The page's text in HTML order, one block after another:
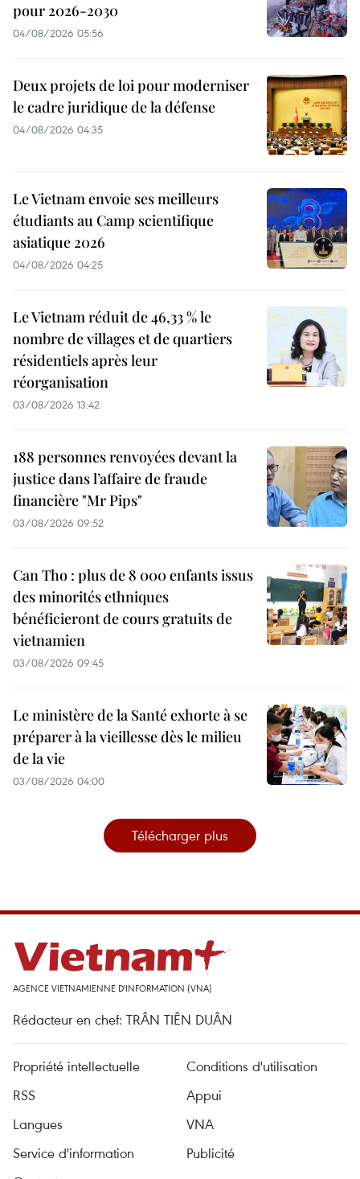
pour 2026-2030
04/08/2026 05:56
Deux projets de loi pour moderniser
le cadre juridique de la défense
04/08/2026 04:35
Le Vietnam envoie ses meilleurs
étudiants au Camp scientifique
asiatique 2026
04/08/2026 04:25
Le Vietnam réduit de 46,33 % le
nombre de villages et de quartiers
résidentiels après leur
réorganisation
03/08/2026 13:42
188 personnes renvoyées devant la
justice dans l’affaire de fraude
financière "Mr Pips"
03/08/2026 09:52
Can Tho : plus de 8 000 enfants issus
des minorités ethniques
bénéficieront de cours gratuits de
vietnamien
03/08/2026 09:45
Le ministère de la Santé exhorte à se
préparer à la vieillesse dès le milieu
de la vie
03/08/2026 04:00
Télécharger plus
AGENCE VIETNAMIENNE D'INFORMATION (VNA)
Rédacteur en chef: TRÂN TIÊN DUÂN
Propriété intellectuelle
Conditions d'utilisation
RSS
Appui
Langues
VNA
Service d'information
Publicité